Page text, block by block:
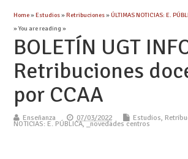
Home»Estudios»Retribuciones»ÚLTIMAS NOTICIAS: E.
» You are reading »
BOLETÍN UGT
Retribuciones
por CCAA
Enseñanza 07/03/2022 Estudios,
NOTICIAS: E. PÚBLICA,_novedades centros